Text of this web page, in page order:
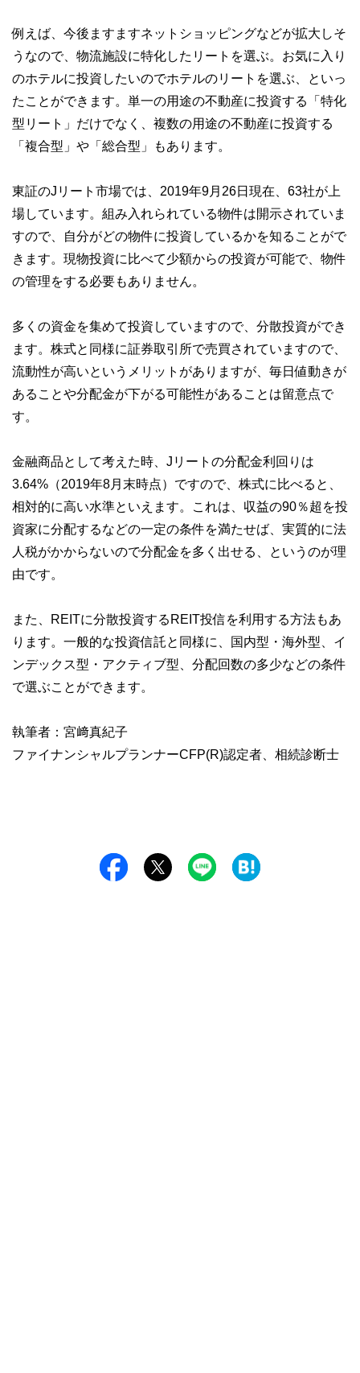
例えば、今後ますますネットショッピングなどが拡大しそ
うなので、物流施設に特化したリートを選ぶ。お気に入り
のホテルに投資したいのでホテルのリートを選ぶ、といっ
たことができます。単一の用途の不動産に投資する「特化
型リート」だけでなく、複数の用途の不動産に投資する
「複合型」や「総合型」もあります。
東証のJリート市場では、2019年9月26日現在、63社が上
場しています。組み入れられている物件は開示されていま
すので、自分がどの物件に投資しているかを知ることがで
きます。現物投資に比べて少額からの投資が可能で、物件
の管理をする必要もありません。
多くの資金を集めて投資していますので、分散投資ができ
ます。株式と同様に証券取引所で売買されていますので、
流動性が高いというメリットがありますが、毎日値動きが
あることや分配金が下がる可能性があることは留意点で
す。
金融商品として考えた時、Jリートの分配金利回りは
3.64%（2019年8月末時点）ですので、株式に比べると、
相対的に高い水準といえます。これは、収益の90％超を投
資家に分配するなどの一定の条件を満たせば、実質的に法
人税がかからないので分配金を多く出せる、というのが理
由です。
また、REITに分散投資するREIT投信を利用する方法もあ
ります。一般的な投資信託と同様に、国内型・海外型、イ
ンデックス型・アクティブ型、分配回数の多少などの条件
で選ぶことができます。
執筆者：宮﨑真紀子
ファイナンシャルプランナーCFP(R)認定者、相続診断士